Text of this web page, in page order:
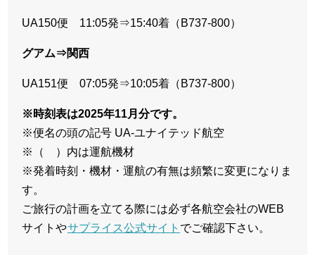
UA150便 11:05発⇒15:40着（B737-800）
グアム⇒関西
UA151便 07:05発⇒10:05着（B737-800）
※時刻表は2025年11月分です。
※便名の頭の記号 UA-ユナイテッド航空
※（ ）内は運航機材
※発着時刻・機材・運航の有無は頻繁に変更になりま
す。
ご旅行の計画を立てる際には必ず各航空会社のWEB
サイトやサプライス公式サイト でご確認下さい。